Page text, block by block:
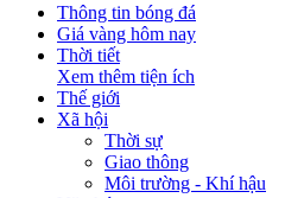
Thông tin bóng đá
Giá vàng hôm nay
Thời tiết
Xem thêm tiện ích
Thế giới
Xã hội
Thời sự
Giao thông
Môi trường - Khí hậu